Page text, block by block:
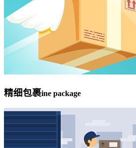
精细包裹ine package